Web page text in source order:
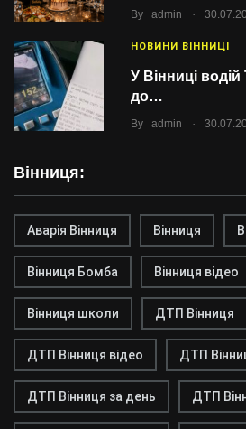
By admin .
НОВИНИ ВІННИЦІ
У Вінниці водій
до…
By admin .
Вінниця:
Аварія Вінниця Вінниця
Вінниця Бомба Вінниця відео
Вінниця школи ДТП Вінниця
ДТП Вінниця відео ДТП
ДТП Вінниця за день ДТП